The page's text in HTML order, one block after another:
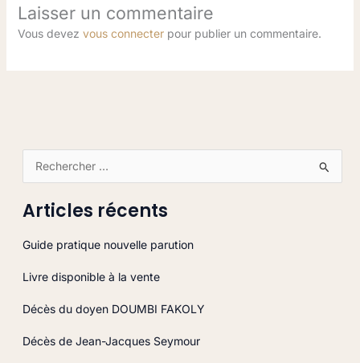
Laisser un commentaire
Vous devez vous connecterpour publier un commentaire.
c
r
c
e
Articles récents
Guide pratique nouvelle parution
Livre disponible à la vente
Décès du doyen DOUMBI FAKOLY
Décès de Jean-Jacques Seymour